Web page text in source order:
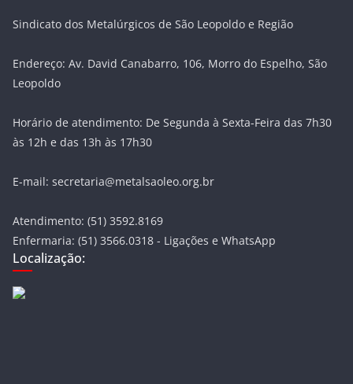
Sindicato dos Metalúrgicos de São Leopoldo e Região
Endereço: Av. David Canabarro, 106, Morro do Espelho, São
Leopoldo
Horário de atendimento: De Segunda à Sexta-Feira das 7h30
às 12h e das 13h às 17h30
E-mail: secretaria@metalsaoleo.org.br
Atendimento: (51) 3592.8169
Enfermaria: (51) 3566.0318 - Ligações e WhatsApp
Localização: